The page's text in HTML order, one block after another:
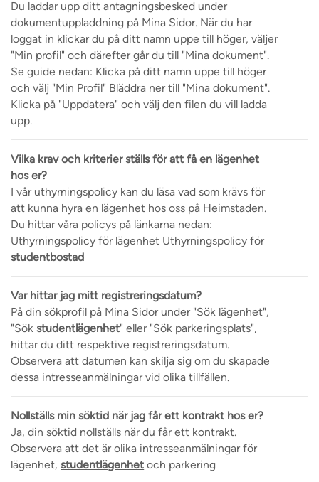
Du laddar upp ditt antagningsbesked under
dokumentuppladdning på Mina Sidor. När du har
loggat in klickar du på ditt namn uppe till höger, väljer
"Min profil" och därefter går du till "Mina dokument".
Se guide nedan: Klicka på ditt namn uppe till höger
och välj "Min Profil" Bläddra ner till "Mina dokument".
Klicka på "Uppdatera" och välj den filen du vill ladda
upp.
Vilka krav och kriterier ställs för att få en lägenhet
hos er?
I vår uthyrningspolicy kan du läsa vad som krävs för
att kunna hyra en lägenhet hos oss på Heimstaden.
Du hittar våra policys på länkarna nedan:
Uthyrningspolicy för lägenhet Uthyrningspolicy för
studentbostad
Var hittar jag mitt registreringsdatum?
På din sökprofil på Mina Sidor under "Sök lägenhet",
"Sök studentlägenhet" eller "Sök parkeringsplats",
hittar du ditt respektive registreringsdatum.
Observera att datumen kan skilja sig om du skapade
dessa intresseanmälningar vid olika tillfällen.
Nollställs min söktid när jag får ett kontrakt hos er?
Ja, din söktid nollställs när du får ett kontrakt.
Observera att det är olika intresseanmälningar för
lägenhet, studentlägenhet och parkering